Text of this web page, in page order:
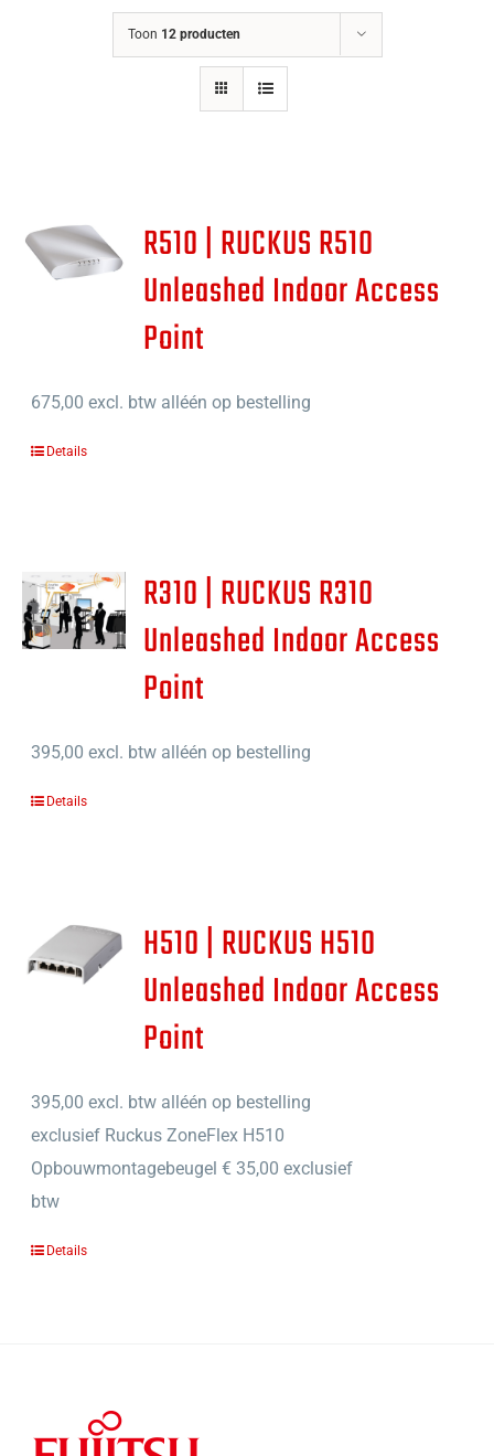
Toon 12 producten
R510 | RUCKUS R510
Unleashed Indoor Access
Point
675,00 excl. btw alléén op bestelling
Details
R310 | RUCKUS R310
Unleashed Indoor Access
Point
395,00 excl. btw alléén op bestelling
Details
H510 | RUCKUS H510
Unleashed Indoor Access
Point
395,00 excl. btw alléén op bestelling
exclusief Ruckus ZoneFlex H510
Opbouwmontagebeugel € 35,00 exclusief
btw
Details